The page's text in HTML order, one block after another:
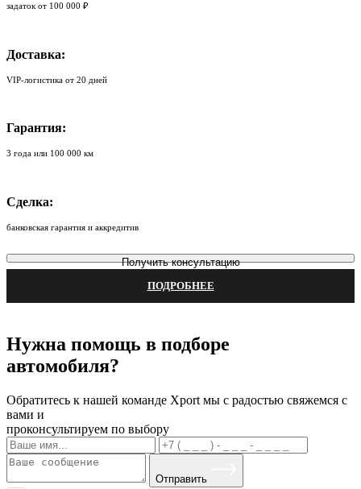
задаток от 100 000 ₽
Доставка:
VIP-логистика от 20 дней
Гарантия:
3 года или 100 000 км
Сделка:
банковская гарантия и аккредитив
Получить консультацию
ПОДРОБНЕЕ
Нужна помощь в подборе
автомобиля?
Обратитесь к нашей команде Xport мы с радостью свяжемся с
вами и
проконсультируем по выбору
Отправить